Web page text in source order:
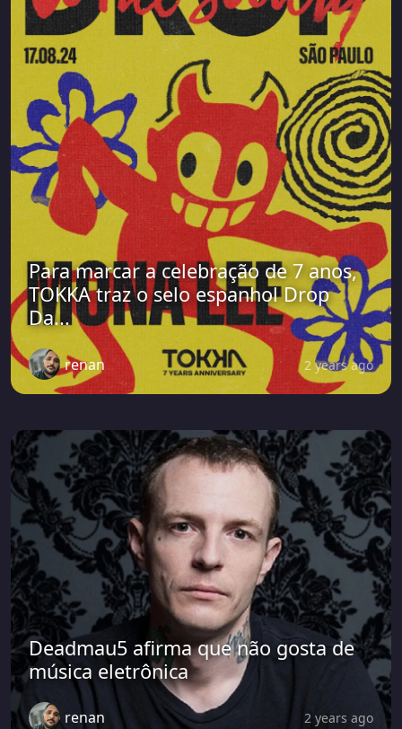
Para marcar a celebração de 7 anos,
TOKKA traz o selo espanhol Drop
Da...
renan 2 years ago
Deadmau5 afirma que não gosta de
música eletrônica
renan 2 years ago